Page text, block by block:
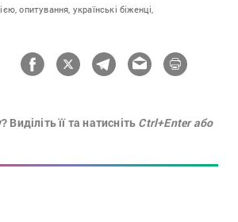
опитування, українські біженці,
її та натисніть Ctrl+Enter або